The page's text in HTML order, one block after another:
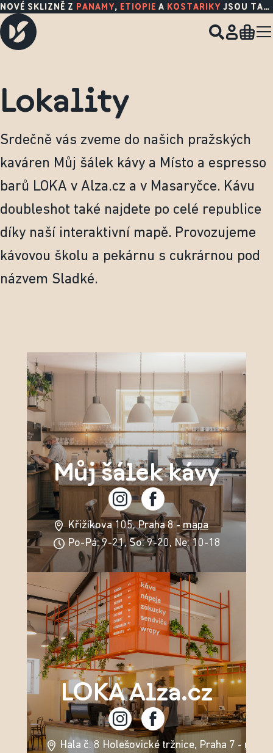
NOVÉ SKLIZNĚ Z PANAMY, ETIOPIE A KOSTARIKY JSOU TADY!
Lokality
Srdečně vás zveme do našich pražských
kaváren Můj šálek kávy a Místo a espresso
barů LOKA v Alza.cz a v Masaryčce. Kávu
doubleshot také najdete po celé republice
díky naší interaktivní mapě. Provozujeme
kávovou školu a pekárnu s cukrárnou pod
názvem Sladké.
Můj šálek kávy
Křižíkova 105, Praha 8 -mapa
Po-Pá: 9-21, So: 9-20, Ne: 10-18
LOKA Alza.cz
Hala č. 8 Holešovické tržnice, Praha 7 - mapa